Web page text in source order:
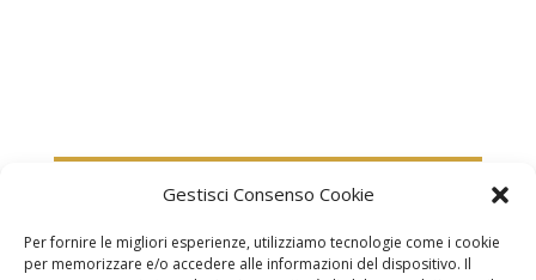
Gestisci Consenso Cookie
Per fornire le migliori esperienze, utilizziamo tecnologie come i cookie
per memorizzare e/o accedere alle informazioni del dispositivo. Il